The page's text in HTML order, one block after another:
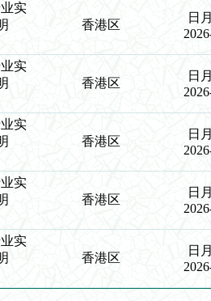
实
香港区
日
实
香港区
日
实
香港区
日
实
香港区
日
实
香港区
日